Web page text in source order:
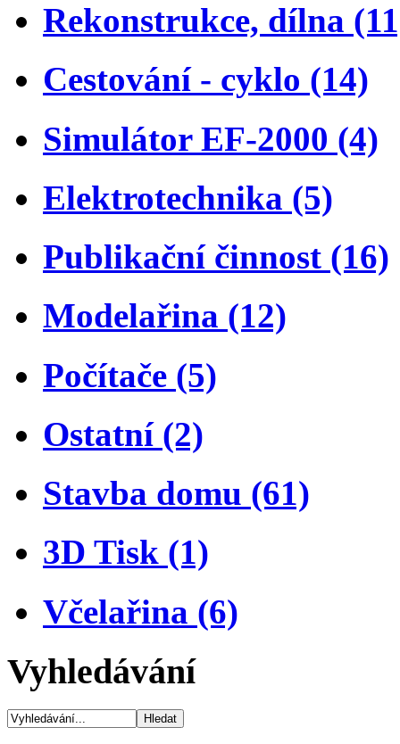
Rekonstrukce, dílna
Cestování - cyklo (14)
Simulátor EF-2000 (4)
Elektrotechnika (5)
Publikační činnost (16)
Modelařina (12)
Počítače (5)
Ostatní (2)
Stavba domu (61)
3D Tisk (1)
Včelařina (6)
Vyhledávání